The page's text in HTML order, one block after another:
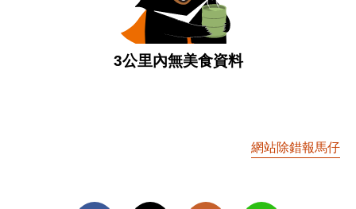
3公里內無美食資料
網站除錯報馬仔